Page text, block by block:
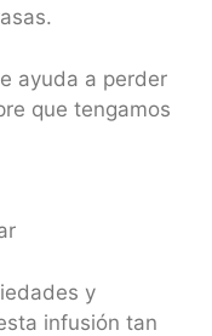
ayuda a perder
que tengamos
y
infusión tan